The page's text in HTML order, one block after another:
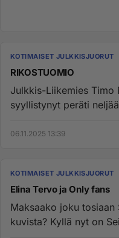
KOTIMAISET JULKKISJUORUT
RIKOSTUOMIO
Julkkis-Liikemies Timo
syyllistynyt peräti
06.11.2025 13:39
KOTIMAISET JULKKISJUORUT
Elina Tervo ja Only fans
Maksaako joku
kuvista? Kyllä nyt on